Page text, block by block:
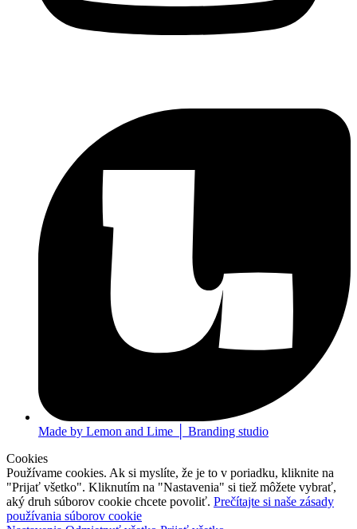
Made by Lemon and Lime │ Branding studio
Cookies
Používame cookies. Ak si myslíte, že je to v poriadku, kliknite na
"Prijať všetko". Kliknutím na "Nastavenia" si tiež môžete vybrať,
aký druh súborov cookie chcete povoliť. Prečítajte si naše zásady
používania súborov cookie